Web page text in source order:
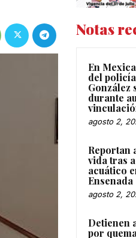
Notas
En
del
González
durante
agosto 2,
Reportan
vida tras
acuático
Ensenada
agosto 2,
Detienen
por